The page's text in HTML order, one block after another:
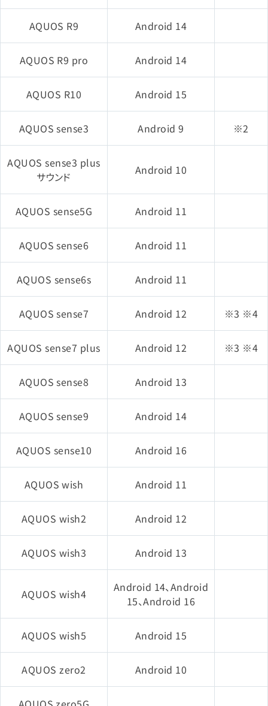
iPad Pro 11インチ（第3世
代）
iPhone 11
iPhone 11 Pro
iPhone 11 Pro Max
iPhone SE（第2世代）
iPad（第7世代）
iPad Pro 12.9インチ（第4世
代）
iPad Pro 11インチ（第2世
代）
iPad Pro 12.9インチ（第3世
代）
iPad mini（第5世代）
iPad Air（第3世代）
iPhone XS
iPhone XS Max
iPhone XR
iPhone 8 Plus
iPhone X
AQUOS R9 Android 14
AQUOS R9 pro Android 14
AQUOS R10 Android 15
AQUOS sense3 Android 9 ※2
AQUOS sense3 plus
サウンド
Android 10
AQUOS sense5G Android 11
AQUOS sense6 Android 11
AQUOS sense6s Android 11
AQUOS sense7 Android 12 ※3 ※4
AQUOS sense7 plus Android 12 ※3 ※4
AQUOS sense8 Android 13
AQUOS sense9 Android 14
AQUOS sense10 Android 16
AQUOS wish Android 11
AQUOS wish2 Android 12
AQUOS wish3 Android 13
AQUOS wish4
Android 14、Android
15、Android 16
AQUOS wish5 Android 15
AQUOS zero2 Android 10